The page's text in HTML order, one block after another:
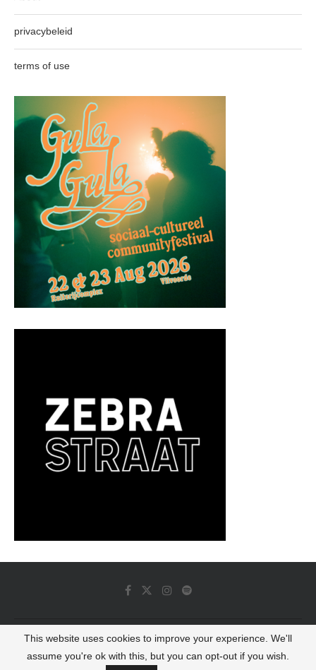
privacybeleid
terms of use
© 2022 - Luminous Dash All Rights Reserved
This website uses cookies to improve your experience. We'll
assume you're ok with this, but you can opt-out if you wish.